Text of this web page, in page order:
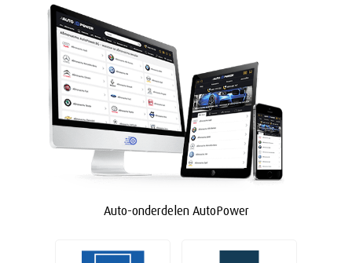
Auto-onderdelen AutoPower